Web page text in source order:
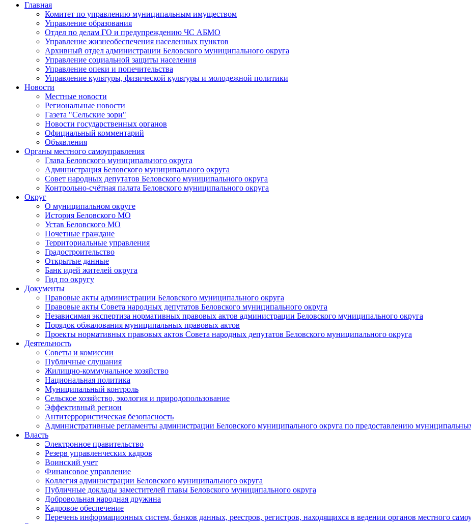
Главная
Комитет по управлению муниципальным имуществом
Управление образования
Отдел по делам ГО и предупреждению ЧС АБМО
Управление жизнеобеспечения населенных пунктов
Архивный отдел администрации Беловского муниципального округа
Управление социальной защиты населения
Управление опеки и попечительства
Управление культуры, физической культуры и молодежной политики
Новости
Местные новости
Региональные новости
Газета "Сельские зори"
Новости государственных органов
Официальный комментарий
Объявления
Органы местного самоуправления
Глава Беловского муниципального округа
Администрация Беловского муниципального округа
Совет народных депутатов Беловского муниципального округа
Контрольно-счётная палата Беловского муниципального округа
Округ
О муниципальном округе
История Беловского МО
Устав Беловского МО
Почетные граждане
Территориальные управления
Градостроительство
Открытые данные
Банк идей жителей округа
Гид по округу
Документы
Правовые акты администрации Беловского муниципального округа
Правовые акты Совета народных депутатов Беловского муниципального округа
Независимая экспертиза нормативных правовых актов администрации Беловского муниципального округа
Порядок обжалования муниципальных правовых актов
Проекты нормативных правовых актов Совета народных депутатов Беловского муниципального округа
Деятельность
Советы и комиссии
Публичные слушания
Жилищно-коммунальное хозяйство
Национальная политика
Муниципальный контроль
Сельское хозяйство, экология и природопользование
Эффективный регион
Антитеррористическая безопасность
Административные регламенты администрации Беловского муниципального округа по предоставлению
Власть
Электронное правительство
Резерв управленческих кадров
Воинский учет
Финансовое управление
Коллегия администрации Беловского муниципального округа
Публичные доклады заместителей главы Беловского муниципального округа
Добровольная народная дружина
Кадровое обеспечение
Перечень информационных систем, банков данных, реестров, регистров, находящихся в ведении органов местного